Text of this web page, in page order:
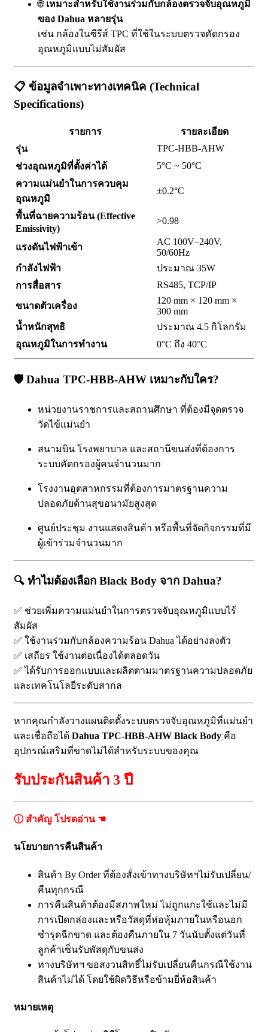
🌐เหมาะสำหรับใช้งานร่วมกับกล้องตรวจจับอุณหภูมิ
ของ Dahua หลายรุ่น
เช่น กล้องในซีรีส์ TPC ที่ใช้ในระบบตรวจคัดกรอง
อุณหภูมิแบบไม่สัมผัส
📋 ข้อมูลจำเพาะทางเทคนิค (Technical
Specifications)
รายการ
รายละเอียด
รุ่น
TPC-HBB-AHW
ช่วงอุณหภูมิที่ตั้งค่าได้
5°C ~ 50°C
ความแม่นยำในการควบคุม
อุณหภูมิ
±0.2°C
พื้นที่ฉายความร้อน (Effective
Emissivity)
>0.98
แรงดันไฟฟ้าเข้า
AC 100V–240V,
50/60Hz
กำลังไฟฟ้า
ประมาณ 35W
การสื่อสาร
RS485, TCP/IP
ขนาดตัวเครื่อง
120 mm × 120 mm ×
300 mm
น้ำหนักสุทธิ
ประมาณ 4.5 กิโลกรัม
อุณหภูมิในการทำงาน
0°C ถึง 40°C
🛡 Dahua TPC-HBB-AHW เหมาะกับใคร?
หน่วยงานราชการและสถานศึกษา ที่ต้องมีจุดตรวจ
วัดไข้แม่นยำ
สนามบิน โรงพยาบาล และสถานีขนส่งที่ต้องการ
ระบบคัดกรองผู้คนจำนวนมาก
โรงงานอุตสาหกรรมที่ต้องการมาตรฐานความ
ปลอดภัยด้านสุขอนามัยสูงสุด
ศูนย์ประชุม งานแสดงสินค้า หรือพื้นที่จัดกิจกรรมที่มี
ผู้เข้าร่วมจำนวนมาก
🔍 ทำไมต้องเลือก Black Body จาก Dahua?
✅ ช่วยเพิ่มความแม่นยำในการตรวจจับอุณหภูมิแบบไร้
สัมผัส
✅ ใช้งานร่วมกับกล้องความร้อน Dahua ได้อย่างลงตัว
✅ เสถียร ใช้งานต่อเนื่องได้ตลอดวัน
✅ ได้รับการออกแบบและผลิตตามมาตรฐานความปลอดภัย
และเทคโนโลยีระดับสากล
หากคุณกำลังวางแผนติดตั้งระบบตรวจจับอุณหภูมิที่แม่นยำ
และเชื่อถือได้ Dahua TPC-HBB-AHW Black Body คือ
อุปกรณ์เสริมที่ขาดไม่ได้สำหรับระบบของคุณ
รับประกันสินค้า 3 ปี
ⓘ สำคัญ โปรดอ่าน ☚
นโยบายการคืนสินค้า
สินค้า By Order ที่ต้องสั่งเข้าทางบริษัทฯไม่รับเปลี่ยน/
คืนทุกกรณี
การคืนสินค้าต้องมีสภาพใหม่ ไม่ถูกแกะใช้และไม่มี
การเปิดกล่องและหรือวัสดุที่ห่อหุ้มภายในหรือนอก
ชำรุดฉีกขาด และต้องคืนภายใน 7 วันนับตั้งแต่วันที่
ลูกค้าเซ็นรับพัสดุกับขนส่ง
ทางบริษัทฯ ขอสงวนสิทธิ์ไม่รับเปลี่ยนคืนกรณีใช้งาน
สินค้าไม่ได้ โดยใช้ผิดวิธีหรือข้ามยี่ห้อสินค้า
หมายเหตุ